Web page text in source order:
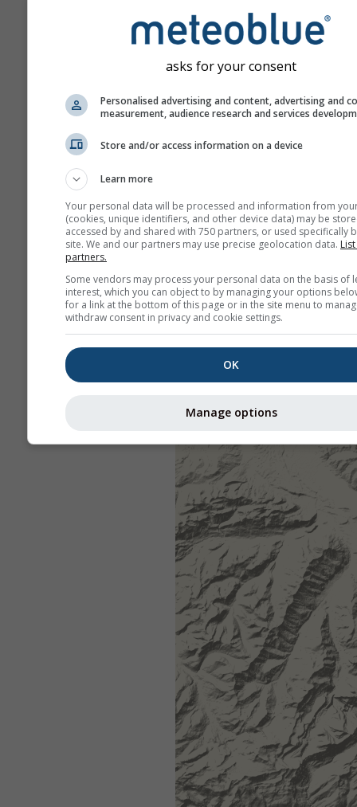
asks for your consent
Personalised advertising and content, advertising and
measurement, audience research and services
Store and/or access information on a device
Learn more
Your personal data will be processed and information from
(cookies, unique identifiers, and other device data) may be
accessed by and shared with 750 partners, or used specifically
site. We and our partners may use precise geolocation data.
partners.
Some vendors may process your personal data on the basis of
interest, which you can object to by managing your options
for a link at the bottom of this page or in the site menu to
withdraw consent in privacy and cookie settings.
OK
Manage options